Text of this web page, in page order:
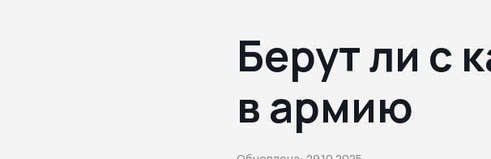
Берут ли с
в армию